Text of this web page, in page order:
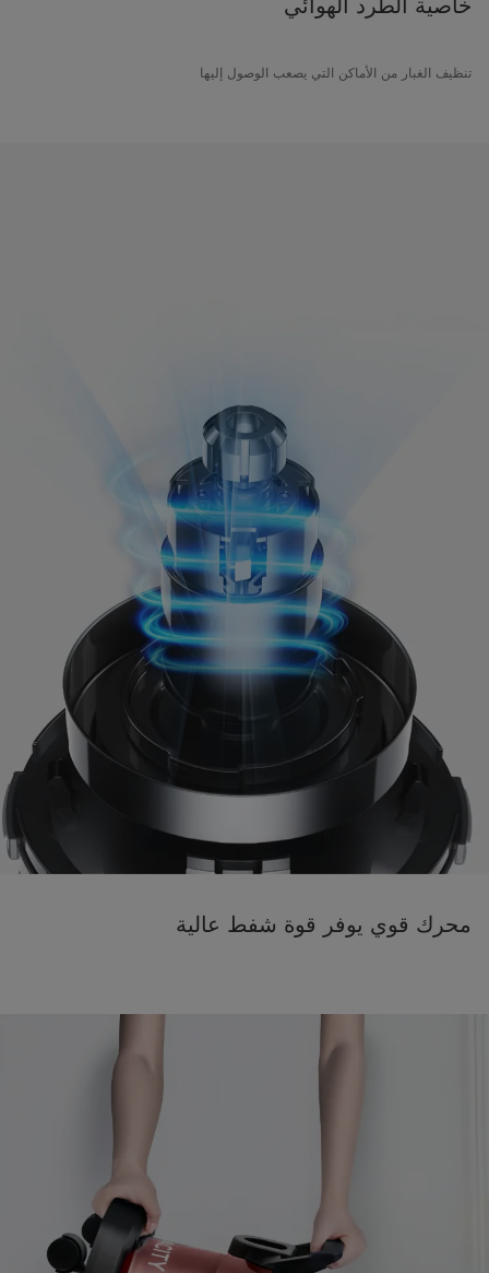
خاصية الطرد الهوائي
تنظيف الغبار من الأماكن التي يصعب الوصول إليها
محرك قوي يوفر قوة شفط عالية